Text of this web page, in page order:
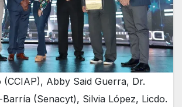
(CCIAP), Abby Said Guerra, Dr.
(Senacyt), Silvia López, Licdo.